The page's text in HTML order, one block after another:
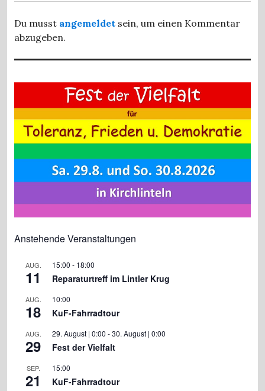
Du musst angemeldet sein, um einen Kommentar
abzugeben.
Anstehende Veranstaltungen
AUG.
11
15:00 - 18:00
Reparaturtreff im Lintler Krug
AUG.
18
10:00
KuF-Fahrradtour
AUG.
29
29. August | 0:00 -30. August | 0:00
Fest der Vielfalt
SEP.
21
15:00
KuF-Fahrradtour